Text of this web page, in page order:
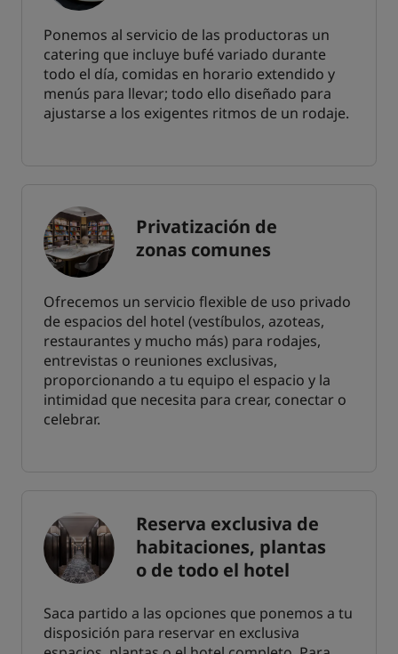
Ponemos al servicio de las productoras un
catering que incluye bufé variado durante
todo el día, comidas en horario extendido y
menús para llevar; todo ello diseñado para
ajustarse a los exigentes ritmos de un rodaje.
Privatización de
zonas comunes
Ofrecemos un servicio flexible de uso privado
de espacios del hotel (vestíbulos, azoteas,
restaurantes y mucho más) para rodajes,
entrevistas o reuniones exclusivas,
proporcionando a tu equipo el espacio y la
intimidad que necesita para crear, conectar o
celebrar.
Reserva exclusiva de
habitaciones, plantas
o de todo el hotel
Saca partido a las opciones que ponemos a tu
disposición para reservar en exclusiva